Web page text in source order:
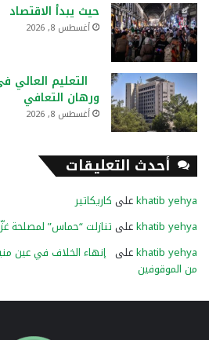
حيث يبدأ الاقتصاد
أغسطس 8, 2026
التعليم
ورهان التعافي
أغسطس 8, 2026
أحدث التعليقات
khatib yehyaعلى كاريكاتير
khatib yehyaعلى تنازلت “حماس” لمصلحة
khatib yehyaعلى إنهاء الخلاف في عين
من الموقوفين